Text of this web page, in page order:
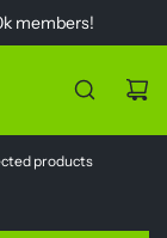
members!
products